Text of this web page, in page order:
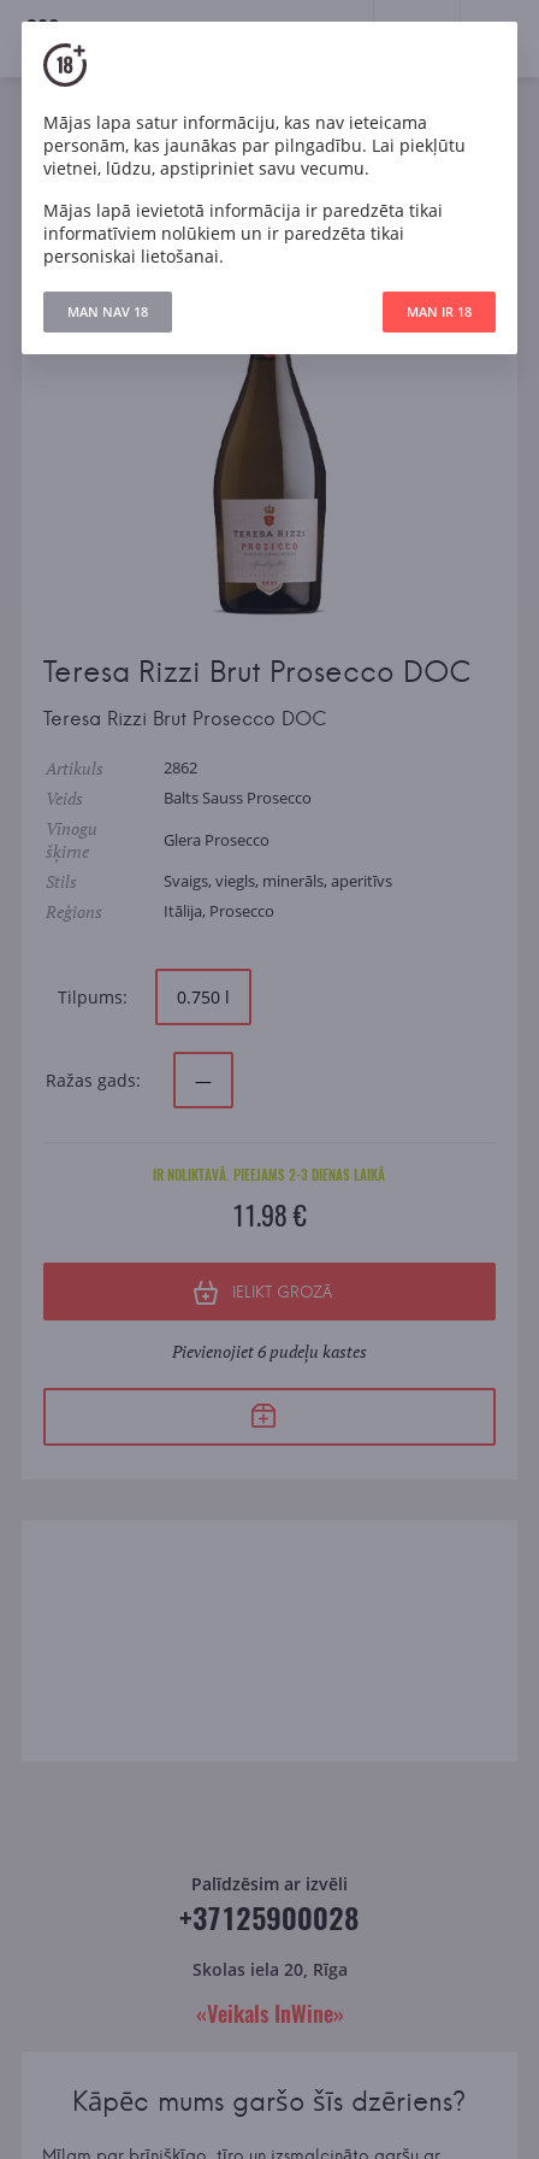
18+
Dzirkstošais Balts Sauss
Itālija
Teresa Rizzi Brut Prosecco DOC
Teresa Rizzi Brut Prosecco DOC
Teresa Rizzi Brut Prosecco DOC
Artikuls 2862
Veids Balts Sauss Prosecco
Vīnogu
šķirne
Glera Prosecco
Stils Svaigs, viegls, minerāls, aperitīvs
Reģions Itālija, Prosecco
Tilpums: 0.750 l
Ražas gads: —
IR NOLIKTAVĀ. PIEEJAMS 2-3 DIENAS LAIKĀ
11.98 €
IELIKT GROZĀ
Pievienojiet 6 pudeļu kastes
Palīdzēsim ar izvēli
+37125900028
Skolas iela 20, Rīga
«Veikals InWine»
Kāpēc mums garšo šīs dzēriens?
Mājas lapa satur informāciju, kas nav ieteicama
personām, kas jaunākas par pilngadību. Lai piekļūtu
vietnei, lūdzu, apstipriniet savu vecumu.
Mājas lapā ievietotā informācija ir paredzēta tikai
informatīviem nolūkiem un ir paredzēta tikai
personiskai lietošanai.
MAN NAV 18 MAN IR 18